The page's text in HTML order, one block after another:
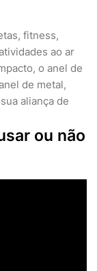
fitness,
ao ar
o anel de
de metal,
aliança de
ou não